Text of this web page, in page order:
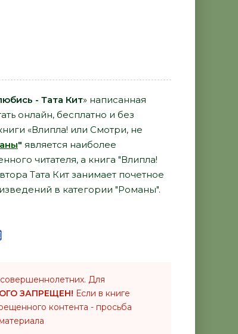
- Тата Кит» написанная
онлайн, бесплатно и без
«Влипла! или Смотри, не
" является наиболее
читателя, а книга "Влипла!
Тата Кит занимает почетное
в категории "Романы".
Для
ЗАПРЕЩЕН! Если в книге
контента - просьба